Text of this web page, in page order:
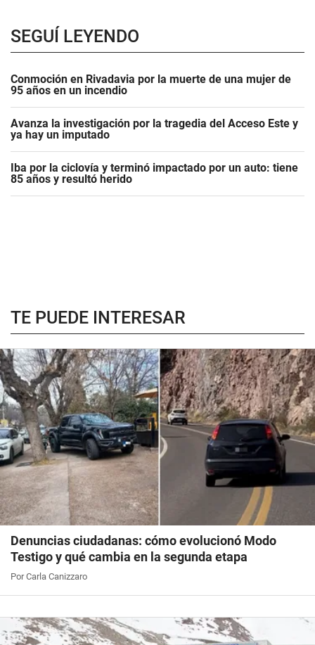
SEGUÍ LEYENDO
Conmoción en Rivadavia por la muerte de una mujer de
95 años en un incendio
Avanza la investigación por la tragedia del Acceso Este y
ya hay un imputado
Iba por la ciclovía y terminó impactado por un auto: tiene
85 años y resultó herido
TE PUEDE INTERESAR
Denuncias ciudadanas: cómo evolucionó Modo
Testigo y qué cambia en la segunda etapa
Por Carla Canizzaro